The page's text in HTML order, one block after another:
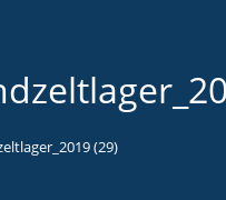
(29)